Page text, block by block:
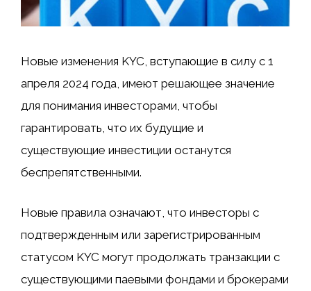
Новые изменения KYC, вступающие в силу с 1
апреля 2024 года, имеют решающее значение
для понимания инвесторами, чтобы
гарантировать, что их будущие и
существующие инвестиции останутся
беспрепятственными.
Новые правила означают, что инвесторы с
подтвержденным или зарегистрированным
статусом KYC могут продолжать транзакции с
существующими паевыми фондами и брокерами